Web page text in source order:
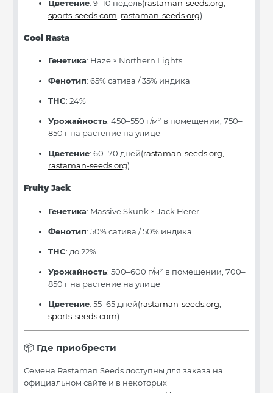
Цветение: 9–10 недель(rastaman-seeds.org
sports-seeds.com rastaman-seeds.org)
Cool Rasta
Генетика: Haze × Northern Lights
Фенотип: 65% сатива / 35% индика
THC: 24%
Урожайность: 450–550 г/м² в помещении, 750–
850 г на растение на улице
Цветение: 60–70 дней(rastaman-seeds.org
rastaman-seeds.org)
Fruity Jack
Генетика: Massive Skunk × Jack Herer
Фенотип: 50% сатива / 50% индика
THC: до 22%
Урожайность: 500–600 г/м² в помещении, 700–
850 г на растение на улице
Цветение: 55–65 дней(rastaman-seeds.org
sports-seeds.com)
📦 Где приобрести
Семена Rastaman Seeds доступны для заказа на
официальном сайте и в некоторых